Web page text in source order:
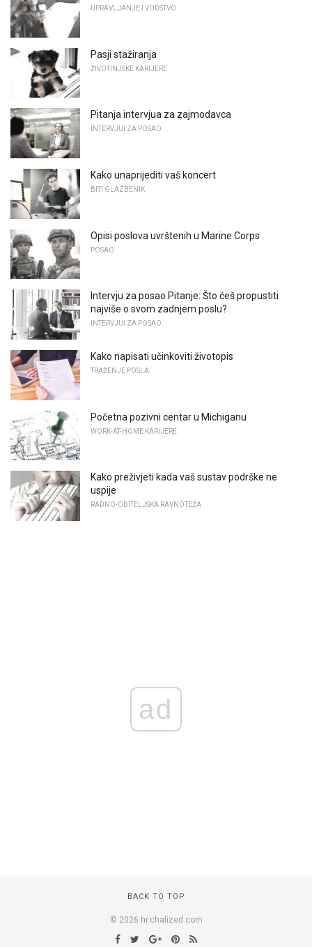
UPRAVLJANJE I VODSTVO
Pasji stažiranja
ŽIVOTINJSKE KARIJERE
Pitanja intervjua za zajmodavca
INTERVJUI ZA POSAO
Kako unaprijediti vaš koncert
BITI GLAZBENIK
Opisi poslova uvrštenih u Marine Corps
POSAO
Intervju za posao Pitanje: Što ćeš propustiti
najviše o svom zadnjem poslu?
INTERVJUI ZA POSAO
Kako napisati učinkoviti životopis
TRAŽENJE POSLA
Početna pozivni centar u Michiganu
WORK-AT-HOME KARIJERE
Kako preživjeti kada vaš sustav podrške ne
uspije
RADNO-OBITELJSKA RAVNOTEŽA
ad
BACK TO TOP
© 2026 hr.chalized.com